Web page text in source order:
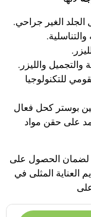
الغير جراحي.
والتجميل والليزر.
للتكنولوجيا
بوستر كحل فعال
على حقن مواد
لضمان الحصول على
العناية المثلى في